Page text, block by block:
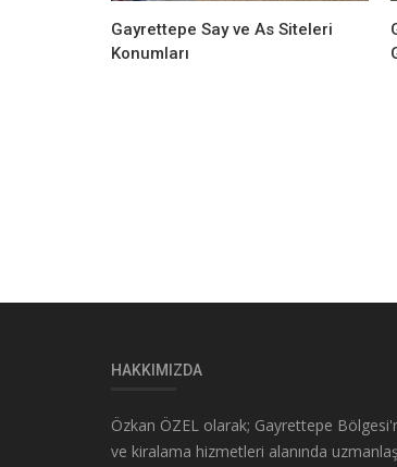
Gayrettepe Say ve As Siteleri
Konumları
HAKKIMIZDA
Özkan ÖZEL olarak; Gayrettepe
ve kiralama hizmetleri alanında